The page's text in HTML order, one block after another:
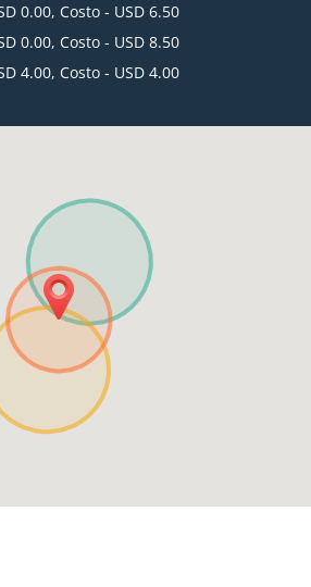
0.00, Costo - USD 6.50
0.00, Costo - USD 8.50
4.00, Costo - USD 4.00